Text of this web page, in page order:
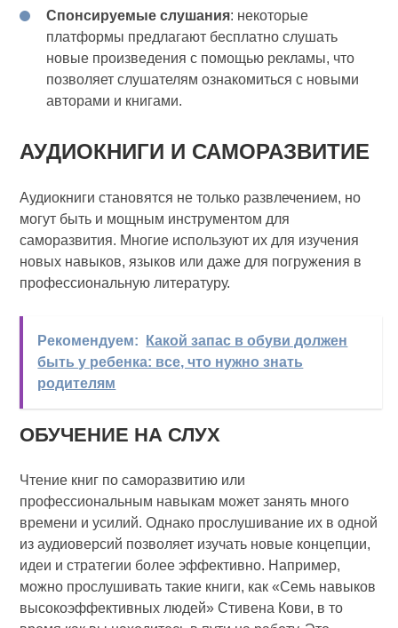
Спонсируемые слушания: некоторые
платформы предлагают бесплатно слушать
новые произведения с помощью рекламы, что
позволяет слушателям ознакомиться с новыми
авторами и книгами.
АУДИОКНИГИ И САМОРАЗВИТИЕ
Аудиокниги становятся не только развлечением, но
могут быть и мощным инструментом для
саморазвития. Многие используют их для изучения
новых навыков, языков или даже для погружения в
профессиональную литературу.
Рекомендуем:
Какой запас в обуви должен
быть у ребенка: все, что нужно знать
родителям
ОБУЧЕНИЕ НА СЛУХ
Чтение книг по саморазвитию или
профессиональным навыкам может занять много
времени и усилий. Однако прослушивание их в одной
из аудиоверсий позволяет изучать новые концепции,
идеи и стратегии более эффективно. Например,
можно прослушивать такие книги, как «Семь навыков
высокоэффективных людей» Стивена Кови, в то